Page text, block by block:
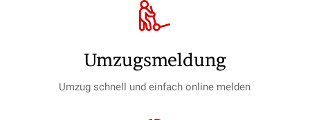
Umzugs­meldung
Umzug schnell und einfach online melden